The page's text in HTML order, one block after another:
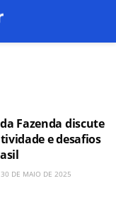
Fazenda discute
e desafios
30 DE MAIO DE 2025